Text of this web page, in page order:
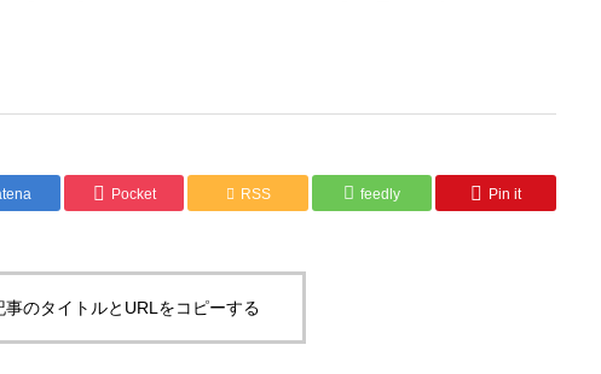
Pocket RSS feedly Pin it
事のタイトルとURLをコピーする